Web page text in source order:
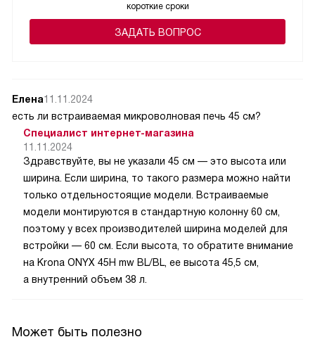
короткие сроки
ЗАДАТЬ ВОПРОС
Елена11.11.2024
есть ли встраиваемая микроволновая печь 45 см?
Специалист интернет-магазина
11.11.2024
Здравствуйте, вы не указали 45 см — это высота или
ширина. Если ширина, то такого размера можно найти
только отдельностоящие модели. Встраиваемые
модели монтируются в стандартную колонну 60 см,
поэтому у всех производителей ширина моделей для
встройки — 60 см. Если высота, то обратите внимание
на Krona ONYX 45H mw BL/BL, ее высота 45,5 см,
а внутренний объем 38 л.
Может быть полезно